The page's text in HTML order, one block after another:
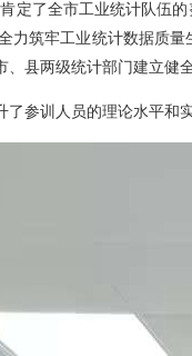
定了全市工业统计队伍
力筑牢工业统计数据质量
县两级统计部门建立
参训人员的理论水平